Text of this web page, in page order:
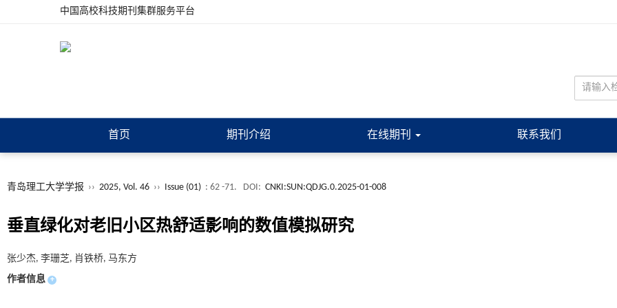
中国高校科技期刊集群服务平台
首页 期刊介绍 在线期刊 联系我们
青岛理工大学学报 ›› 2025, Vol. 46 ›› Issue (01) : 62 -71. DOI: CNKI:SUN:QDJG.0.2025-01-008
垂直绿化对老旧小区热舒适影响的数值模拟研究
张少杰, 李珊芝, 肖铁桥, 马东方
作者信息 +